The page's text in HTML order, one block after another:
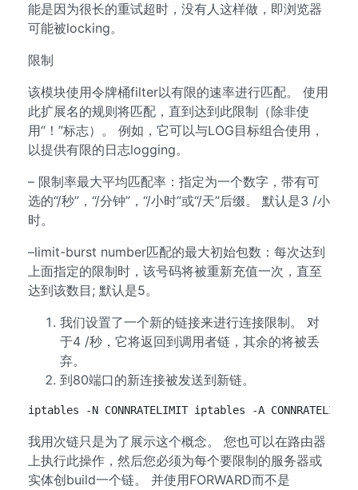
能是因为很长的重试超时，没有人这样做，即浏览器
可能被locking。
限制
该模块使用令牌桶filter以有限的速率进行匹配。 使用
此扩展名的规则将匹配，直到达到此限制（除非使
用“！”标志）。 例如，它可以与LOG目标组合使用，
以提供有限的日志logging。
– 限制率最大平均匹配率：指定为一个数字，带有可
选的“/秒”，“/分钟”，“/小时”或“/天”后缀。 默认是3 /小
时。
–limit-burst number匹配的最大初始包数：每次达到
上面指定的限制时，该号码将被重新充值一次，直至
达到该数目; 默认是5。
我们设置了一个新的链接来进行连接限制。 对
于4 /秒，它将返回到调用者链，其余的将被丢
弃。
到80端口的新连接被发送到新链。
iptables -N CONNRATELIMIT iptables -A
我用次链只是为了展示这个概念。 您也可以在路由器
上执行此操作，然后您必须为每个要限制的服务器或
实体创build一个链。 并使用FORWARD而不是